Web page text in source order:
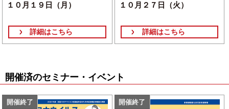
１０月１９日（月）
詳細はこちら
１０月２７日（火）
詳細はこちら
開催済のセミナー・イベント
開催終了 開催終了